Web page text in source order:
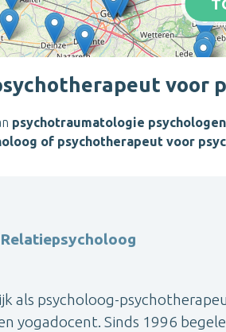
voor
psychotraumatologie
of psychotherapeut voor
als psycholoog-
yogadocent. Sinds 1996